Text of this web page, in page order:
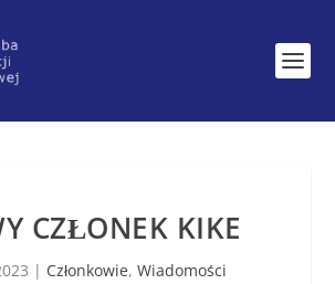
CZŁONEK KIKE
| Członkowie, Wiadomości